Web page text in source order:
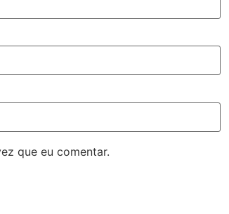
que eu comentar.